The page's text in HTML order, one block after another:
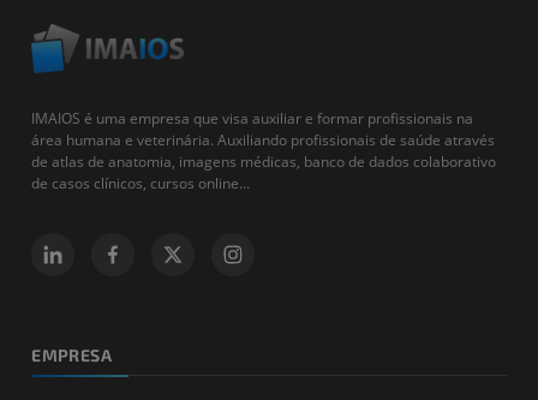
IMAIOS é uma empresa que visa auxiliar e formar profissionais na
área humana e veterinária. Auxiliando profissionais de saúde através
de atlas de anatomia, imagens médicas, banco de dados colaborativo
de casos clínicos, cursos online...
EMPRESA